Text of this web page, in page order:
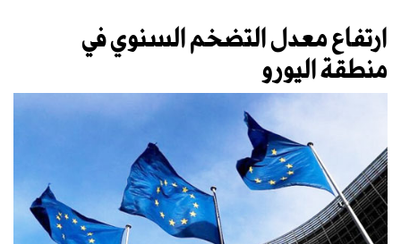
ارتفاع معدل التضخم السنوي في
منطقة اليورو